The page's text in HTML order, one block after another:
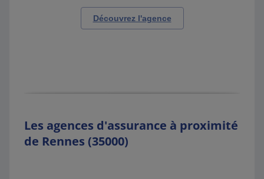
Découvrez l'agence
Les agences d'assurance à proximité
de Rennes (35000)